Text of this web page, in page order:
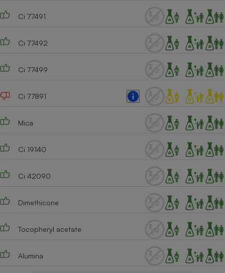
Ci 77491
Ci 77492
Ci 77499
Ci 77891
Mica
Ci 19140
Ci 42090
Dimethicone
Tocopheryl acetate
Alumina